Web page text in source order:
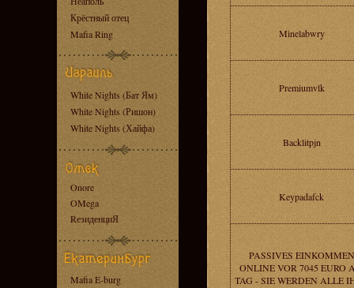
Крёстный отец
Mafia Ring
White Nights (Бат Ям)
White Nights (Ришон)
White Nights (Хайфа)
Onore
OMega
RезиденциЯ
Mafia E-burg
Minelabwry
Premiumvlk
Backlitpjn
Keypadafck
PASSIVES EINKOMMEN
ONLINE VOR 7045 EURO
TAG - SIE WERDEN ALLE